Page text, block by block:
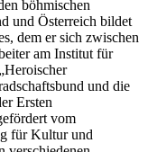
böhmischen
und Österreich bildet
dem er sich zwischen
am Institut für
und die
Ersten
vom
für Kultur und